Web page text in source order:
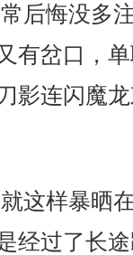
常后悔没
有岔口，
影连闪魔
这样暴晒
经过了长